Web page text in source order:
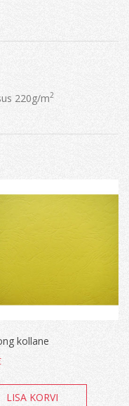
220g/m2
kollane
LISA KORVI